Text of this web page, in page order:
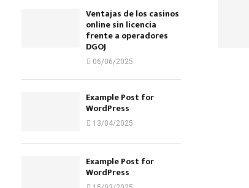
Ventajas de los casinos
online sin licencia
frente a operadores
DGOJ
06/06/2025
Example Post for
WordPress
13/04/2025
Example Post for
WordPress